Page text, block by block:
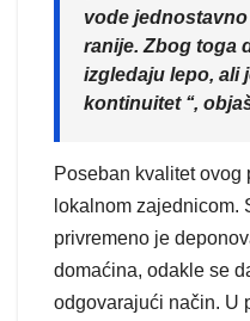
vode
ranije. Zbog toga
izgledaju lepo, ali
kontinuitet ‘‘,
Poseban kvalitet ovog
lokalnom zajednicom.
privremeno je
domaćina, odakle se
odgovarajući način. U